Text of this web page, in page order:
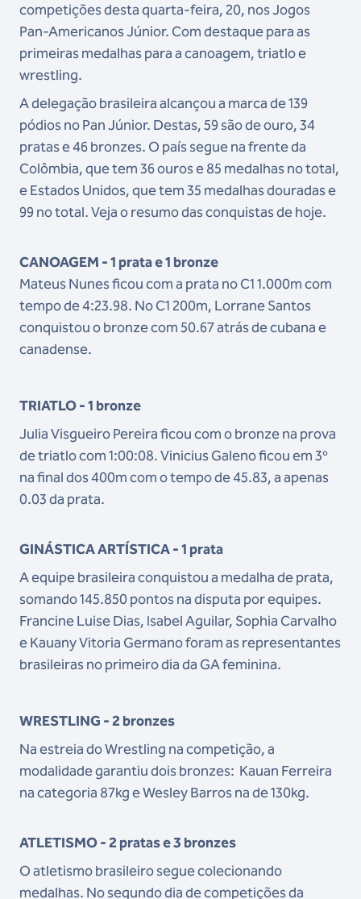
competições desta quarta-feira, 20, nos Jogos
Pan-Americanos Júnior. Com destaque para as
primeiras medalhas para a canoagem, triatlo e
wrestling.
A delegação brasileira alcançou a marca de 139
pódios no Pan Júnior. Destas, 59 são de ouro, 34
pratas e 46 bronzes. O país segue na frente da
Colômbia, que tem 36 ouros e 85 medalhas no total,
e Estados Unidos, que tem 35 medalhas douradas e
99 no total. Veja o resumo das conquistas de hoje.
CANOAGEM - 1 prata e 1 bronze
Mateus Nunes ficou com a prata no C1 1.000m com
tempo de 4:23.98. No C1 200m, Lorrane Santos
conquistou o bronze com 50.67 atrás de cubana e
canadense.
TRIATLO - 1 bronze
Julia Visgueiro Pereira ficou com o bronze na prova
de triatlo com 1:00:08. Vinicius Galeno ficou em 3º
na final dos 400m com o tempo de 45.83, a apenas
0.03 da prata.
GINÁSTICA ARTÍSTICA - 1 prata
A equipe brasileira conquistou a medalha de prata,
somando 145.850 pontos na disputa por equipes.
Francine Luise Dias, Isabel Aguilar, Sophia Carvalho
e Kauany Vitoria Germano foram as representantes
brasileiras no primeiro dia da GA feminina.
WRESTLING - 2 bronzes
Na estreia do Wrestling na competição, a
modalidade garantiu dois bronzes: Kauan Ferreira
na categoria 87kg e Wesley Barros na de 130kg.
ATLETISMO - 2 pratas e 3 bronzes
O atletismo brasileiro segue colecionando
medalhas. No segundo dia de competições da